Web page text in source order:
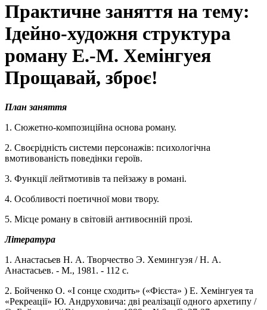
Практичне заняття на тему:
Ідейно-художня структура
роману Е.-М. Хемінгуея
Прощавай, зброє!
План заняття
1. Сюжетно-композиційна основа роману.
2. Своєрідність системи персонажів: психологічна
вмотивованість поведінки героїв.
3. Функції лейтмотивів та пейзажу в романі.
4. Особливості поетичної мови твору.
5. Місце роману в світовій антивоєнній прозі.
Література
1. Анастасьев Н. А. Творчество Э. Хемингуэя / Н. А.
Анастасьев. - М., 1981. - 112 с.
2. Бойченко О. «І сонце сходить» («Фієста» ) Е. Хемінгуея та
«Рекреації» Ю. Андруховича: дві реалізації одного архетипу /